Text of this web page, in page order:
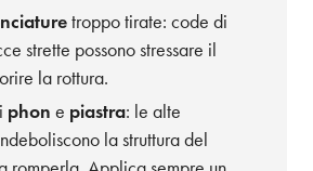
troppo tirate: code di
strette possono stressare il
la rottura.
phon e piastra: le alte
la struttura del